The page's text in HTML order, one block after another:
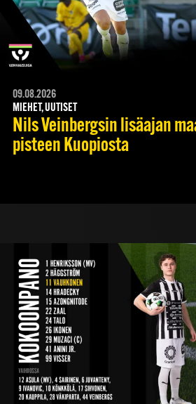
09.08.2026
MIEHET, UUTISET
Nils Veinbergsin lisäajan
pisteen Kuopiosta